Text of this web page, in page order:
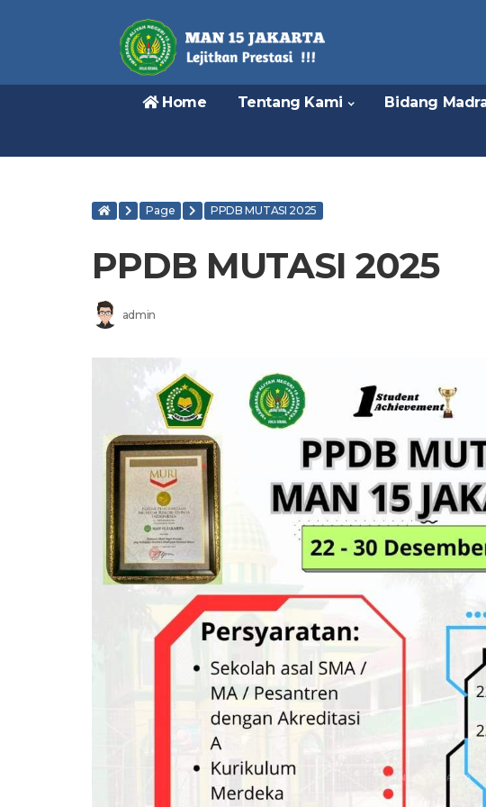
Home Tentang Kami Bidang
Page PPDB MUTASI 2025
PPDB MUTASI 2025
admin